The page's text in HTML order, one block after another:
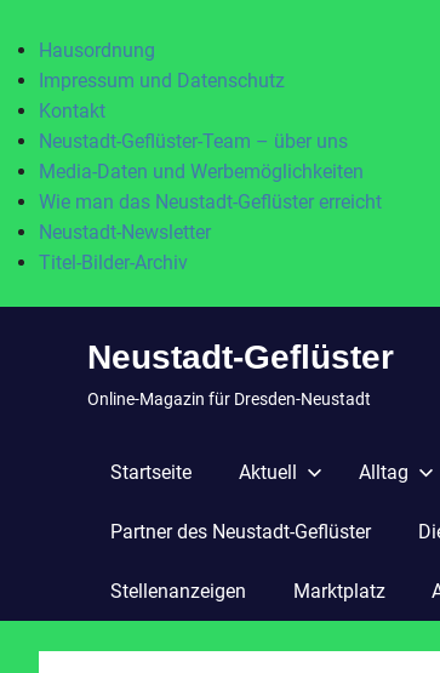
Hausordnung
Impressum und Datenschutz
Kontakt
Neustadt-Geflüster-Team – über uns
Media-Daten und Werbemöglichkeiten
Wie man das Neustadt-Geflüster erreicht
Neustadt-Newsletter
Titel-Bilder-Archiv
Neustadt-Geflüster
Online-Magazin für Dresden-Neustadt
Startseite Aktuell Alltag
Partner des Neustadt-Geflüster
Stellenanzeigen Marktplatz